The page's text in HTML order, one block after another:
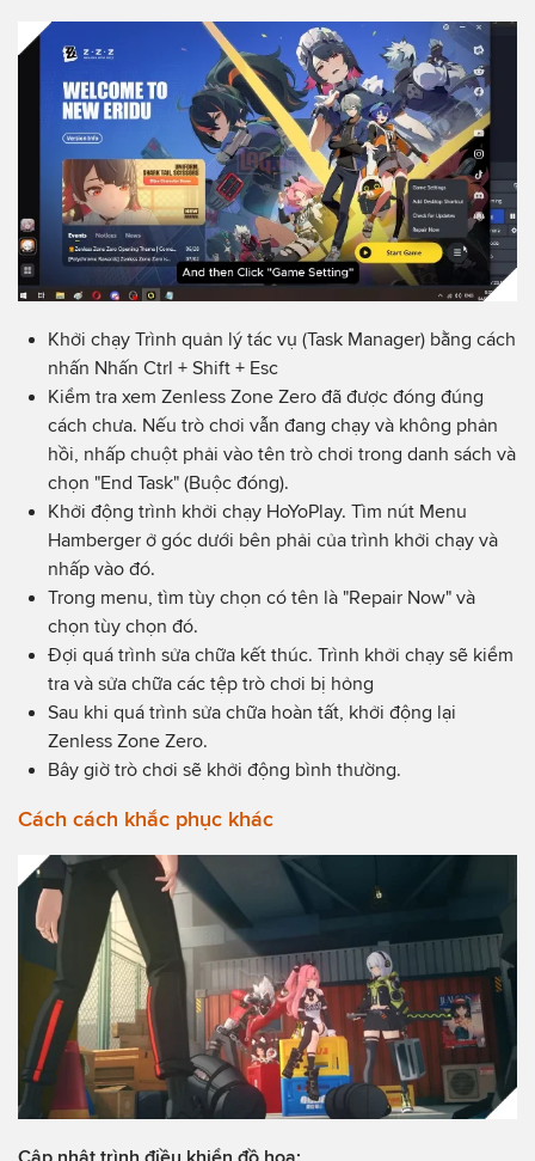
Khởi chạy Trình quản lý tác vụ (Task Manager) bằng cách
nhấn Nhấn Ctrl + Shift + Esc
Kiểm tra xem Zenless Zone Zero đã được đóng đúng
cách chưa. Nếu trò chơi vẫn đang chạy và không phản
hồi, nhấp chuột phải vào tên trò chơi trong danh sách và
chọn "End Task" (Buộc đóng).
Khởi động trình khởi chạy HoYoPlay. Tìm nút Menu
Hamberger ở góc dưới bên phải của trình khởi chạy và
nhấp vào đó.
Trong menu, tìm tùy chọn có tên là "Repair Now" và
chọn tùy chọn đó.
Đợi quá trình sửa chữa kết thúc. Trình khởi chạy sẽ kiểm
tra và sửa chữa các tệp trò chơi bị hỏng
Sau khi quá trình sửa chữa hoàn tất, khởi động lại
Zenless Zone Zero.
Bây giờ trò chơi sẽ khởi động bình thường.
Cách cách khắc phục khác